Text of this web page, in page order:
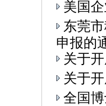
美国
东莞
申报的
关于
关于
全国